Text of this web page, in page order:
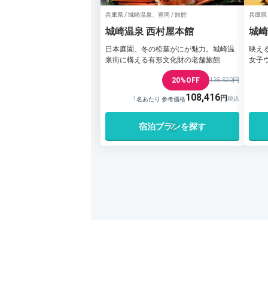
兵庫県 / 城崎温泉、豊岡 / 旅館
城崎温泉 西村屋本館
日本庭園、冬の松葉がにが魅力。城崎温
泉街に構える有形文化財の老舗旅館
20%OFF 135,520円
1名あたり 参考価格108,416
宿泊プランを探す
兵庫県
城
望苑
映え
女子